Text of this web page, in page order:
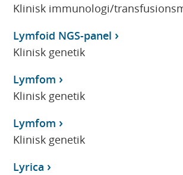
Klinisk immunologi/
Lymfoid NGS-panel
Klinisk genetik
Lymfom
Klinisk genetik
Lymfom
Klinisk genetik
Lyrica